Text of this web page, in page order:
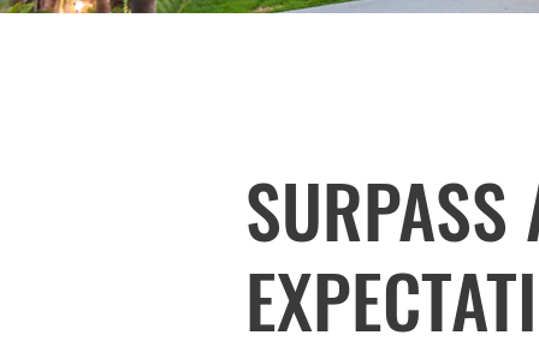
SURPASS